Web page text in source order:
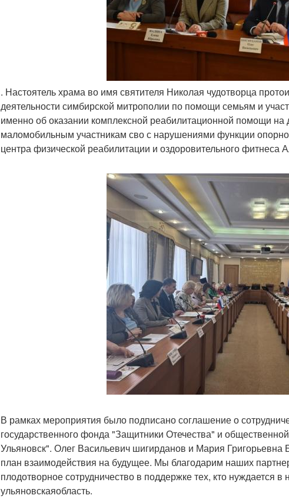
. Настоятель храма во имя святителя Николая чудотворца
деятельности симбирской митрополии по помощи семьям и
именно об оказании комплексной реабилитационной помощи
маломобильным участникам сво с нарушениями функции опорно
центра физической реабилитации и оздоровительного фитнеса
В рамках мероприятия было подписано соглашение о
государственного фонда "Защитники Отечества" и
Ульяновск". Олег Васильевич шигирданов и Мария
план взаимодействия на будущее. Мы благодарим наших
плодотворное сотрудничество в поддержке тех, кто нуждается
ульяновскаяобласть.